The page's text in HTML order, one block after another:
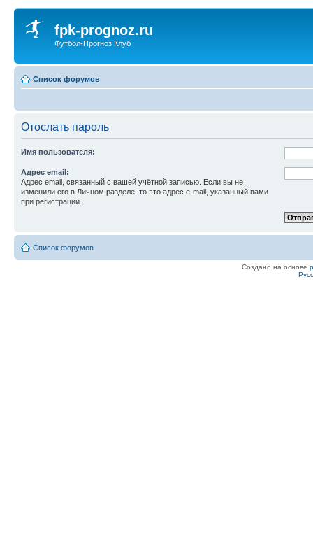
fpk-prognoz.ru
Футбол-Прогноз Клуб
Список форумов
Отослать пароль
Имя пользователя:
Адрес email:
Адрес email, связанный с вашей учётной записью. Если вы не
изменили его в Личном разделе, то это адрес e-mail, указанный вами
при регистрации.
Список форумов
Создано на основе